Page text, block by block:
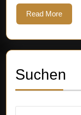
Read MoreRead
More
Suchen